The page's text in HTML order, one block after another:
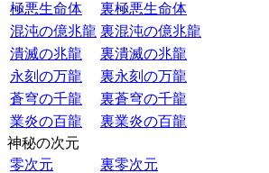
極悪生命体
裏極悪生命体
混沌の億兆龍 裏混沌の億兆龍
潰滅の兆龍
裏潰滅の兆龍
永刻の万龍
裏永刻の万龍
蒼穹の千龍
裏蒼穹の千龍
業炎の百龍
裏業炎の百龍
神秘の次元
零次元
裏零次元